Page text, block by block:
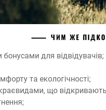
ЧИМ ЖЕ
для відвідувачів;
та екологічності;
що